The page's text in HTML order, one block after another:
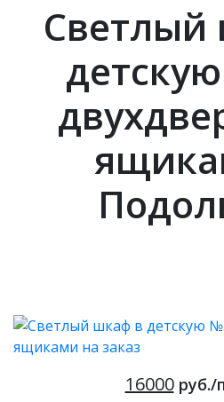
Светлый
16000руб./